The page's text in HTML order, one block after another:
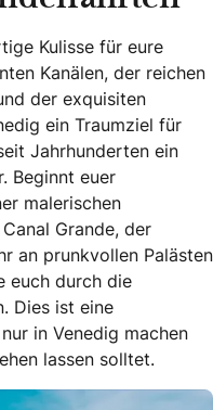
Kulisse für eure
Kanälen, der reichen
der exquisiten
ein Traumziel für
Jahrhunderten ein
Beginnt euer
malerischen
Grande, der
an prunkvollen Palästen
euch durch die
Dies ist eine
in Venedig machen
lassen solltet.